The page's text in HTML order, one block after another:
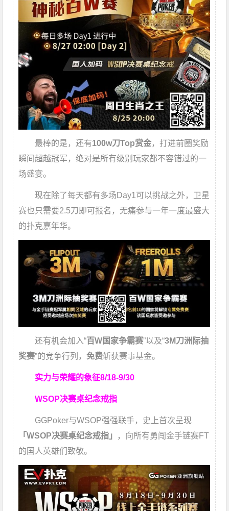
最棒的是，还有100w刀Top赏金，打进前圈奖励
瞬间超越冠军，绝对是所有级别玩家都不容错过的一
场盛宴。
现在除了每天都有多场Day1可以挑战之外，卫星
赛也只需要2.5刀即可报名，无痛参与一年一度最盛大
的扑克嘉年华。
还有机会加入“百W国家争霸赛”以及“3M刀洲际抽
奖赛”的竞争行列，免费斩获赛事基金。
实力与荣耀的象征8/18-9/30
WSOP决赛桌纪念戒指
GGPoker与WSOP强强联手，史上首次呈现
「WSOP决赛桌纪念戒指」
，向所有勇闯金手链赛FT
的国人英雄们致敬。